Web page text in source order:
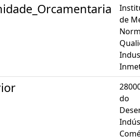
de
do